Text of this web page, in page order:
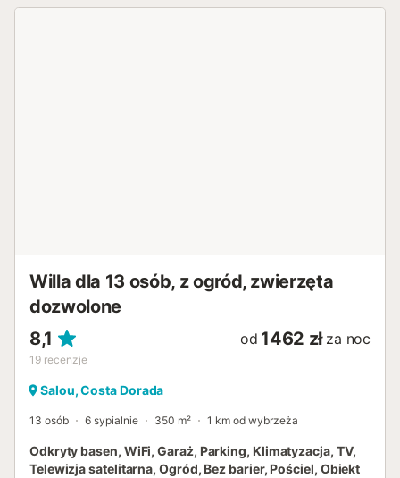
Willa dla 13 osób, z ogród, zwierzęta
dozwolone
8,1
19 recenzje
od 1462 zł za noc
Salou, Costa Dorada
13 osób 6 sypialnie 350 m² 1 km od wybrzeża
Odkryty basen, WiFi, Garaż, Parking, Klimatyzacja, TV,
Telewizja satelitarna, Ogród, Bez barier, Pościel, Obiekt